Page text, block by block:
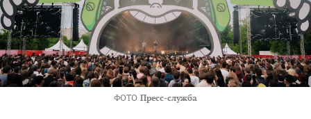
ФОТО Пресс-служба